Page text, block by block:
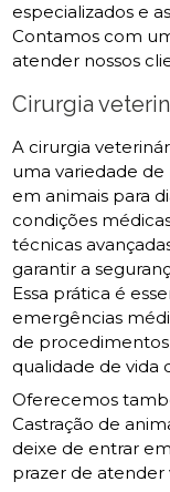
especializados e
Contamos com
atender nossos
Cirurgia
A cirurgia
uma variedade
em animais para
condições
técnicas
garantir a
Essa prática é
emergências
de
qualidade de vida
Oferecemos
Castração de
deixe de entrar
prazer de